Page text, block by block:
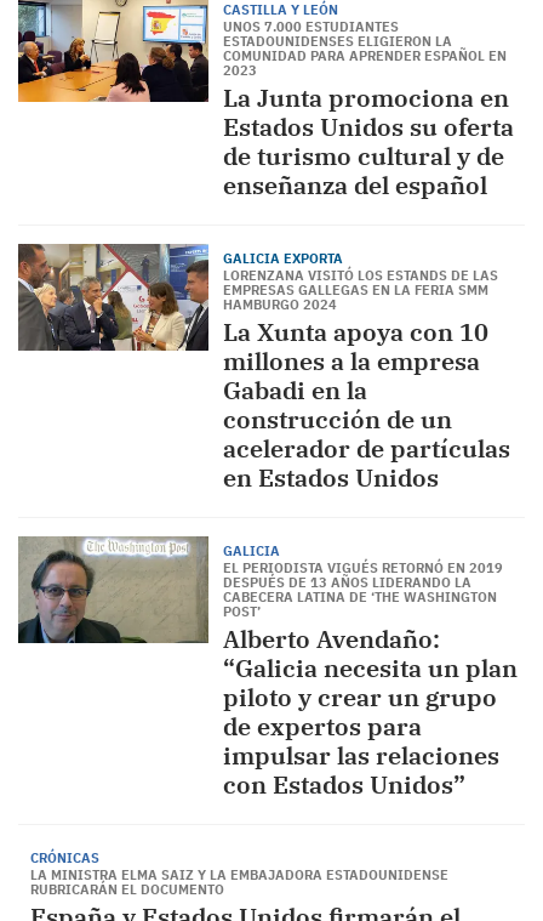
CASTILLA Y LEÓN
UNOS 7.000 ESTUDIANTES
ESTADOUNIDENSES ELIGIERON LA
COMUNIDAD PARA APRENDER ESPAÑOL EN
2023
La Junta promociona en
Estados Unidos su oferta
de turismo cultural y de
enseñanza del español
GALICIA EXPORTA
LORENZANA VISITÓ LOS ESTANDS DE LAS
EMPRESAS GALLEGAS EN LA FERIA SMM
HAMBURGO 2024
La Xunta apoya con 10
millones a la empresa
Gabadi en la
construcción de un
acelerador de partículas
en Estados Unidos
GALICIA
EL PERIODISTA VIGUÉS RETORNÓ EN 2019
DESPUÉS DE 13 AÑOS LIDERANDO LA
CABECERA LATINA DE ‘THE WASHINGTON
POST’
Alberto Avendaño:
“Galicia necesita un plan
piloto y crear un grupo
de expertos para
impulsar las relaciones
con Estados Unidos”
CRÓNICAS
LA MINISTRA ELMA SAIZ Y LA EMBAJADORA ESTADOUNIDENSE
RUBRICARÁN EL DOCUMENTO